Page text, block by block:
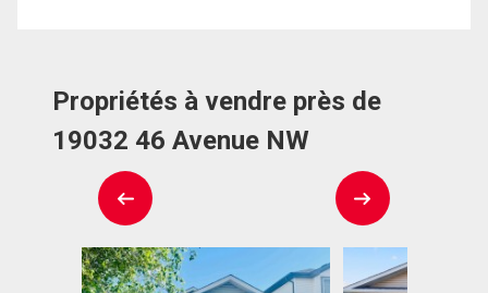
Propriétés à vendre près de
19032 46 Avenue NW